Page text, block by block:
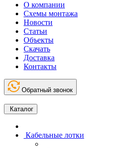
О компании
Схемы монтажа
Новости
Статьи
Объекты
Скачать
Доставка
Контакты
Обратный звонок
Каталог
Кабельные лотки